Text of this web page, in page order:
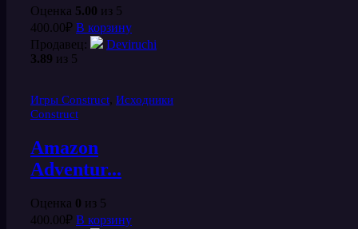
Оценка 5.00 из 5
400.00₽ В корзину
Продавец:
Deviruchi
3.89 из 5
Игры Construct, Исходники
Construct
Amazon
Adventur...
Оценка 0 из 5
400.00₽ В корзину